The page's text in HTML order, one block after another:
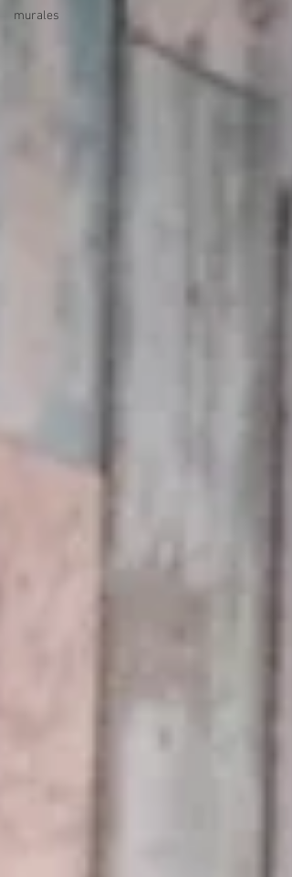
murales